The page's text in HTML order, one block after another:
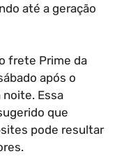
até a geração
frete Prime da
após o
Essa
que
pode resultar